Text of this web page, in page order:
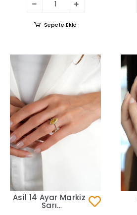
Sepete Ekle
Asil 14 Ayar Markiz
Sarı